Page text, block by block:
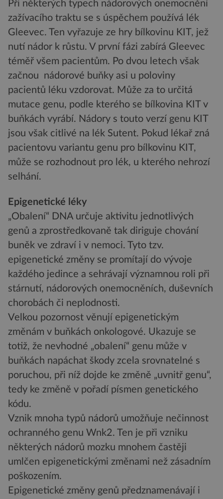
Při některých typech nádorových onemocnění
zažívacího traktu se s úspěchem používá lék
Gleevec. Ten vyřazuje ze hry bílkovinu KIT, jež
nutí nádor k růstu. V první fázi zabírá Gleevec
téměř všem pacientům. Po dvou letech však
začnou nádorové buňky asi u poloviny
pacientů léku vzdorovat. Může za to určitá
mutace genu, podle kterého se bílkovina KIT v
buňkách vyrábí. Nádory s touto verzí genu KIT
jsou však citlivé na lék Sutent. Pokud lékař zná
pacientovu variantu genu pro bílkovinu KIT,
může se rozhodnout pro lék, u kterého nehrozí
selhání.
Epigenetické léky
„Obalení“ DNA určuje aktivitu jednotlivých
genů a zprostředkovaně tak diriguje chování
buněk ve zdraví i v nemoci. Tyto tzv.
epigenetické změny se promítají do vývoje
každého jedince a sehrávají významnou roli při
stárnutí, nádorových onemocněních, duševních
chorobách či neplodnosti.
Velkou pozornost věnují epigenetickým
změnám v buňkách onkologové. Ukazuje se
totiž, že nevhodné „obalení“ genu může v
buňkách napáchat škody zcela srovnatelné s
poruchou, při níž dojde ke změně „uvnitř genu“,
tedy ke změně v pořadí písmen genetického
kódu.
Vznik mnoha typů nádorů umožňuje nečinnost
ochranného genu Wnk2. Ten je při vzniku
některých nádorů mozku mnohem častěji
umlčen epigenetickými změnami než zásadním
poškozením.
Epigenetické změny genů předznamenávají i